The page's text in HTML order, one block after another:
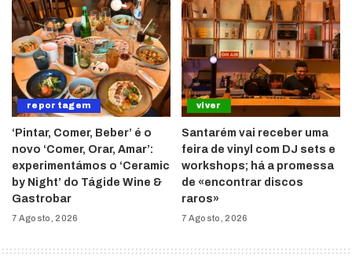
reportagem
‘Pintar, Comer, Beber’ é o
novo ‘Comer, Orar, Amar’:
experimentámos o ‘Ceramic
by Night’ do Tágide Wine &
Gastrobar
7 Agosto, 2026
viver
Santarém vai receber uma
feira de vinyl com DJ sets e
workshops; há a promessa
de «encontrar discos
raros»
7 Agosto, 2026